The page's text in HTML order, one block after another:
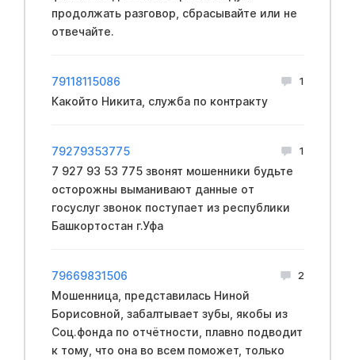
продолжать разговор, сбрасывайте или не
отвечайте.
79118115086 1
Какойто Никита, служба по контракту
79279353775 1
7 927 93 53 775 звонят мошенники будьте
осторожны выманивают данные от
госуслуг звонок поступает из республики
Башкортостан г.Уфа
79669831506 2
Мошенница, представилась Ниной
Борисовной, забалтывает зубы, якобы из
Соц.фонда по отчётности, плавно подводит
к тому, что она во всем поможет, только